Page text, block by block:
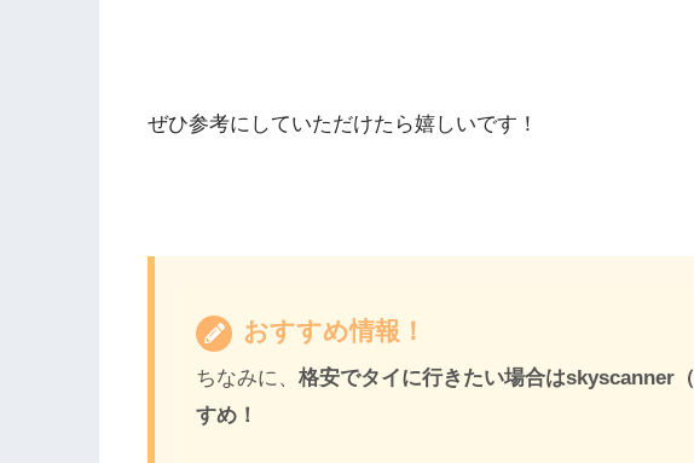
ぜひ参考にしていただけたら嬉しいです！
おすすめ情報！
ちなみに、格安でタイに行きたい場合はskyscanner（
すめ！